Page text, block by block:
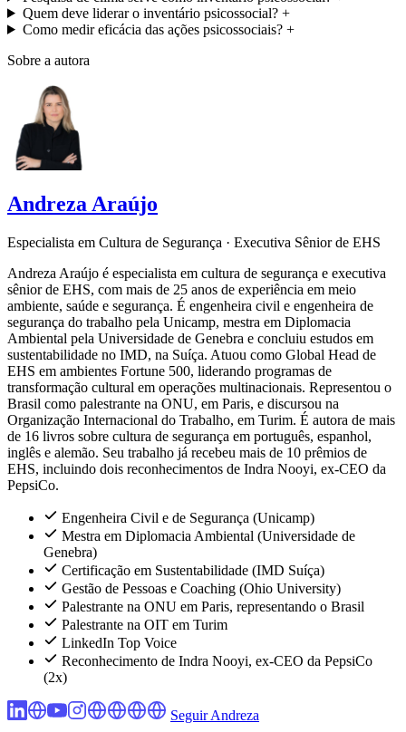
Quem deve liderar o inventário psicossocial?+
Como medir eficácia das ações psicossociais?+
Sobre a autora
Andreza Araújo
Especialista em Cultura de Segurança · Executiva Sênior de EHS
Andreza Araújo é especialista em cultura de segurança e executiva
sênior de EHS, com mais de 25 anos de experiência em meio
ambiente, saúde e segurança. É engenheira civil e engenheira de
segurança do trabalho pela Unicamp, mestra em Diplomacia
Ambiental pela Universidade de Genebra e concluiu estudos em
sustentabilidade no IMD, na Suíça. Atuou como Global Head de
EHS em ambientes Fortune 500, liderando programas de
transformação cultural em operações multinacionais. Representou o
Brasil como palestrante na ONU, em Paris, e discursou na
Organização Internacional do Trabalho, em Turim. É autora de mais
de 16 livros sobre cultura de segurança em português, espanhol,
inglês e alemão. Seu trabalho já recebeu mais de 10 prêmios de
EHS, incluindo dois reconhecimentos de Indra Nooyi, ex-CEO da
PepsiCo.
Engenheira Civil e de Segurança (Unicamp)
Mestra em Diplomacia Ambiental (Universidade de
Genebra)
Certificação em Sustentabilidade (IMD Suíça)
Gestão de Pessoas e Coaching (Ohio University)
Palestrante na ONU em Paris, representando o Brasil
Palestrante na OIT em Turim
LinkedIn Top Voice
Reconhecimento de Indra Nooyi, ex-CEO da PepsiCo
(2x)
Seguir Andreza